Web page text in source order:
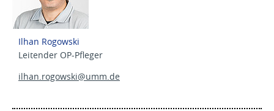
Ilhan Rogowski
Leitender OP-Pfleger
ilhan.rogowski@umm.de